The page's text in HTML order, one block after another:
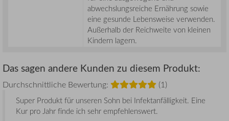
abwechslungsreiche Ernährung sowie
eine gesunde Lebensweise verwenden.
Außerhalb der Reichweite von kleinen
Kindern lagern.
Das sagen andere Kunden zu diesem Produkt:
Durchschnittliche Bewertung: (1)
Super Produkt für unseren Sohn bei Infektanfälligkeit. Eine
Kur pro Jahr finde ich sehr empfehlenswert.